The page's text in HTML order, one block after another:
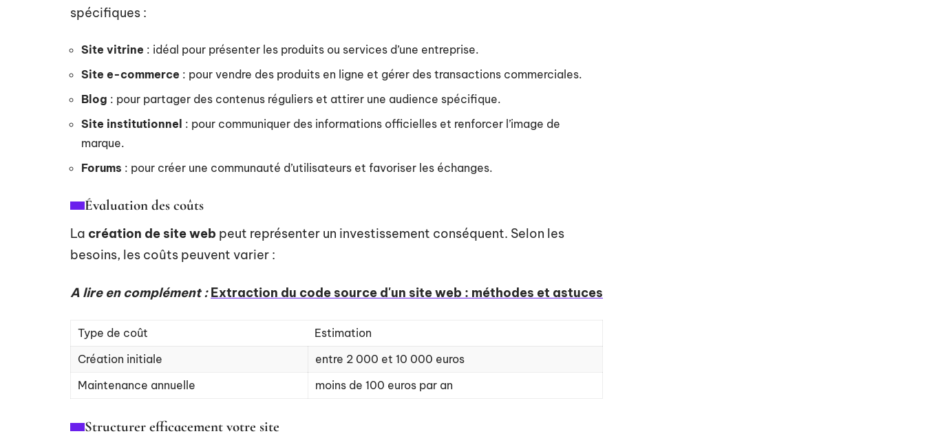
spécifiques :
Site vitrine : idéal pour présenter les produits ou services d’une entreprise.
Site e-commerce : pour vendre des produits en ligne et gérer des transactions commerciales.
Blog : pour partager des contenus réguliers et attirer une audience spécifique.
Site institutionnel : pour communiquer des informations officielles et renforcer l’image de
marque.
Forums : pour créer une communauté d’utilisateurs et favoriser les échanges.
Évaluation des coûts
La création de site web peut représenter un investissement conséquent. Selon les
besoins, les coûts peuvent varier :
A lire en complément : Extraction du code source d'un site web : méthodes et astuces
Type de coût
Estimation
Création initiale
entre 2 000 et 10 000 euros
Maintenance annuelle
moins de 100 euros par an
Structurer efficacement votre site